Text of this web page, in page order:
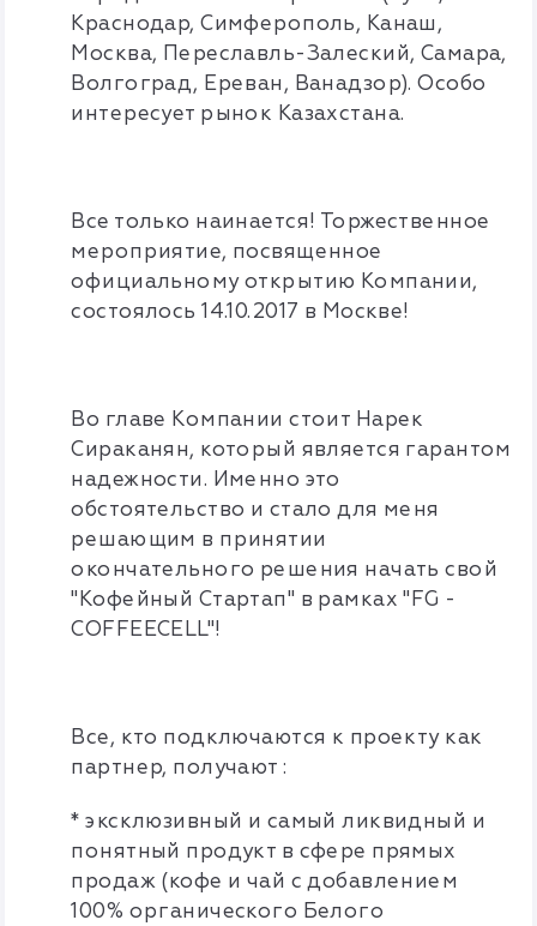
Краснодар, Симферополь, Канаш,
Москва, Переславль-Залеский, Самара,
Волгоград, Ереван, Ванадзор). Особо
интересует рынок Казахстана.
Все только наинается! Торжественное
мероприятие, посвященное
официальному открытию Компании,
состоялось 14.10.2017 в Москве!
Во главе Компании стоит Нарек
Сираканян, который является гарантом
надежности. Именно это
обстоятельство и стало для меня
решающим в принятии
окончательного решения начать свой
"Кофейный Стартап" в рамках "FG -
COFFEECELL"!
Все, кто подключаются к проекту как
партнер, получают :
* эксклюзивный и самый ликвидный и
понятный продукт в сфере прямых
продаж (кофе и чай с добавлением
100% органического Белого